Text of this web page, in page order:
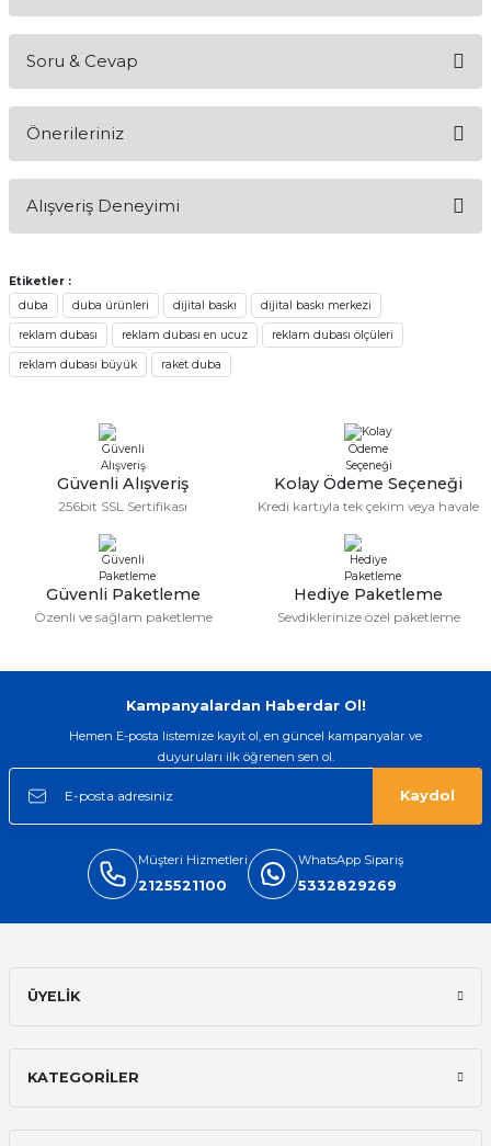
Soru & Cevap
Önerileriniz
konularda yetersiz gördüğünüz noktaları öneri formunu
kullanarak tarafımıza iletebilirsiniz.
Ürün resmi kalitesiz, bozuk veya görüntülenemiyor.
Ürün açıklamasında eksik bilgiler bulunuyor.
Ürün bilgilerinde hatalar bulunuyor.
Bu ürüne benzer farklı alternatifler olmalı.
Alışveriş Deneyimi
Sitemize ilk yorumu siz yapın!
Deneyimini Paylaş
Etiketler :
duba
duba ürünleri dijital baskı dijital baskı merkezi
reklam dubası reklam dubası en ucuz reklam dubası ölçüleri
reklam dubası büyük raket duba
Güvenli Alışveriş
256bit SSL Sertifikası
Kolay Ödeme Seçeneği
Kredi kartıyla tek çekim veya havale
Güvenli Paketleme
Özenli ve sağlam paketleme
Hediye Paketleme
Sevdiklerinize özel paketleme
Kampanyalardan Haberdar Ol!
Hemen E-posta listemize kayıt ol, en güncel kampanyalar ve
duyuruları ilk öğrenen sen ol.
Kaydol
Müşteri Hizmetleri
2125521100
WhatsApp Sipariş
5332829269
ÜYELİK
KATEGORİLER